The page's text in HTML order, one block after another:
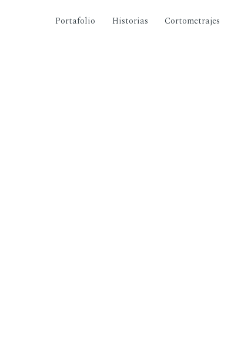
Portafolio Historias Cortometrajes